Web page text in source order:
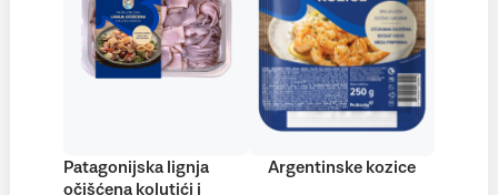
Patagonijska lignja
očišćena kolutići i
Argentinske kozice